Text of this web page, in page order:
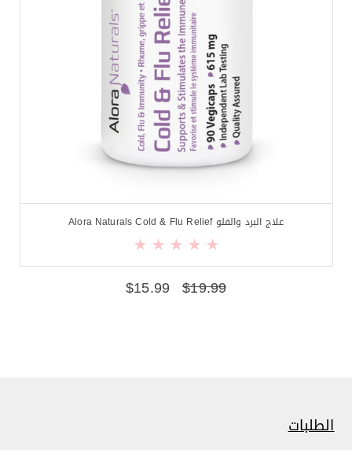
علاج البرد والفلو Alora Naturals Cold & Flu Relief
$19.99
$15.99
الطلبات